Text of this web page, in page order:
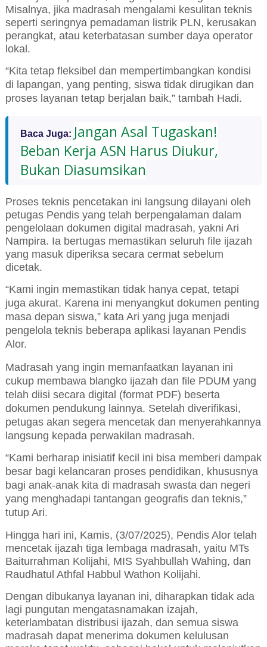
Misalnya, jika madrasah mengalami kesulitan teknis
seperti seringnya pemadaman listrik PLN, kerusakan
perangkat, atau keterbatasan sumber daya operator
lokal.
“Kita tetap fleksibel dan mempertimbangkan kondisi
di lapangan, yang penting, siswa tidak dirugikan dan
proses layanan tetap berjalan baik,” tambah Hadi.
Baca Juga: Jangan Asal Tugaskan!
Beban Kerja ASN Harus Diukur,
Bukan Diasumsikan
Proses teknis pencetakan ini langsung dilayani oleh
petugas Pendis yang telah berpengalaman dalam
pengelolaan dokumen digital madrasah, yakni Ari
Nampira. Ia bertugas memastikan seluruh file ijazah
yang masuk diperiksa secara cermat sebelum
dicetak.
“Kami ingin memastikan tidak hanya cepat, tetapi
juga akurat. Karena ini menyangkut dokumen penting
masa depan siswa,” kata Ari yang juga menjadi
pengelola teknis beberapa aplikasi layanan Pendis
Alor.
Madrasah yang ingin memanfaatkan layanan ini
cukup membawa blangko ijazah dan file PDUM yang
telah diisi secara digital (format PDF) beserta
dokumen pendukung lainnya. Setelah diverifikasi,
petugas akan segera mencetak dan menyerahkannya
langsung kepada perwakilan madrasah.
“Kami berharap inisiatif kecil ini bisa memberi dampak
besar bagi kelancaran proses pendidikan, khususnya
bagi anak-anak kita di madrasah swasta dan negeri
yang menghadapi tantangan geografis dan teknis,”
tutup Ari.
Hingga hari ini, Kamis, (3/07/2025), Pendis Alor telah
mencetak ijazah tiga lembaga madrasah, yaitu MTs
Baiturrahman Kolijahi, MIS Syahbullah Wahing, dan
Raudhatul Athfal Habbul Wathon Kolijahi.
Dengan dibukanya layanan ini, diharapkan tidak ada
lagi pungutan mengatasnamakan izajah,
keterlambatan distribusi ijazah, dan semua siswa
madrasah dapat menerima dokumen kelulusan